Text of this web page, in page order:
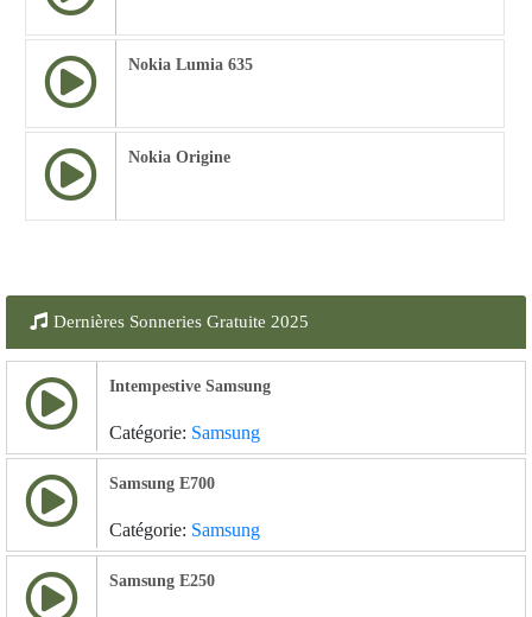
Nokia Lumia 635
Nokia Origine
Dernières Sonneries Gratuite 2025
Intempestive Samsung
Catégorie: Samsung
Samsung E700
Catégorie: Samsung
Samsung E250